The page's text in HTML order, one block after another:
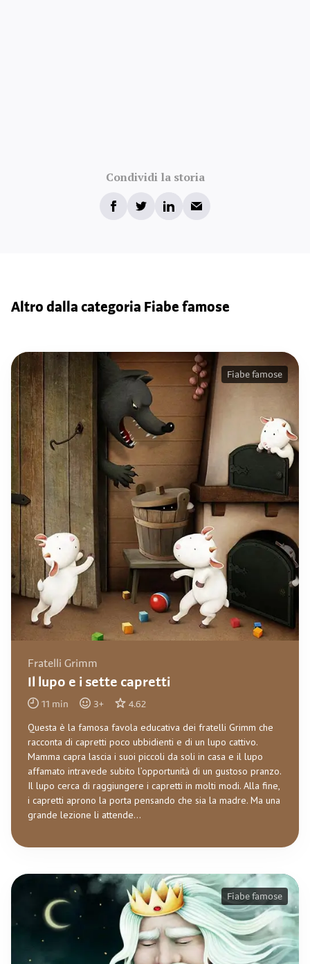
Condividi la storia
Altro dalla categoria Fiabe famose
Fratelli Grimm
Il lupo e i sette capretti
11 min 3+ 4.62
Questa è la famosa favola educativa dei fratelli Grimm che
racconta di capretti poco ubbidienti e di un lupo cattivo.
Mamma capra lascia i suoi piccoli da soli in casa e il lupo
affamato intravede subito l’opportunità di un gustoso pranzo.
Il lupo cerca di raggiungere i capretti in molti modi. Alla fine,
i capretti aprono la porta pensando che sia la madre. Ma una
grande lezione li attende...
Fiabe famose
Fiabe famose